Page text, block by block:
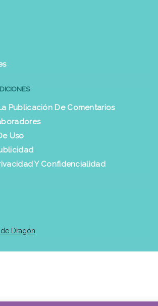
Publicación De Comentarios
Uso
Y Confidencialidad
Dragón